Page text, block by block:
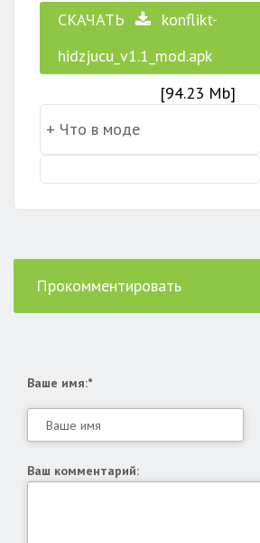
СКАЧАТЬ
konflikt-
hidzjucu_v1.1_mod.apk
[94.23 Mb]
Прокомментировать
Ваше имя:*
Ваш комментарий: